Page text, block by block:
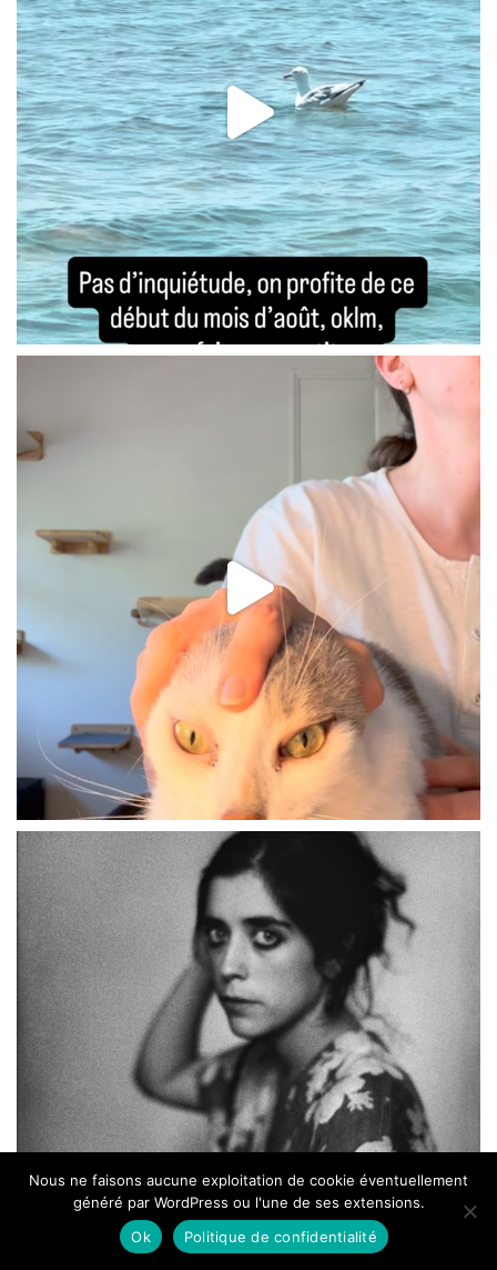
Nous ne faisons aucune exploitation de cookie éventuellement
généré par WordPress ou l'une de ses extensions.
Ok
Politique de confidentialité